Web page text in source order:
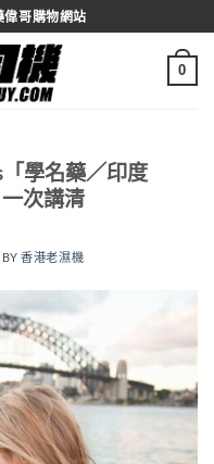
哥購物網站
0
學名藥／印度
次講清
BY香港老濕機